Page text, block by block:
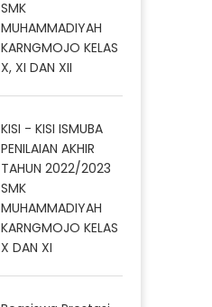
SMK
MUHAMMADIYAH
KARNGMOJO KELAS
X, XI DAN XII
KISI - KISI ISMUBA
PENILAIAN AKHIR
TAHUN 2022/2023
SMK
MUHAMMADIYAH
KARNGMOJO KELAS
X DAN XI